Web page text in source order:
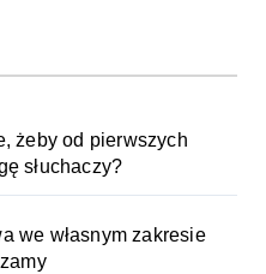
żeby od pierwszych
słuchaczy?
we własnym zakresie